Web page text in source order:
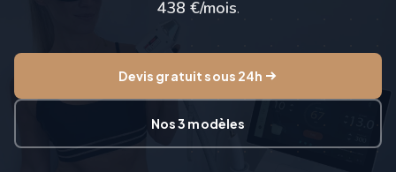
438 €/mois.
Devis gratuit sous 24h
Nos 3 modèles